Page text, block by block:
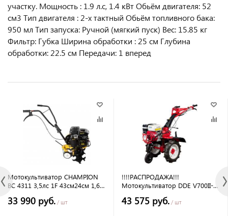
участку. Мощность : 1.9 л.с, 1.4 кВт Обьём двигателя: 52
см3 Тип двигателя : 2-х тактный Обьём топливного бака:
950 мл Тип запуска: Ручной (мягкий пуск) Вес: 15.85 кг
Фильтр: Губка Ширина обработки : 25 см Глубина
обработки: 22.5 см Передачи: 1 вперед
Мотокультиватор CHAMPION
BC 4311 3,5лс 1F 43см24см 1,6л
33 990 руб. / шт
!!!!РАСПРОДАЖА!!!
Мотокультиватор DDE V700II-
160 КПП, скорости 2/0/-2,
43 575 руб. / шт